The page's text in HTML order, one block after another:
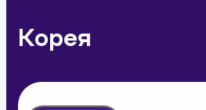
Корея